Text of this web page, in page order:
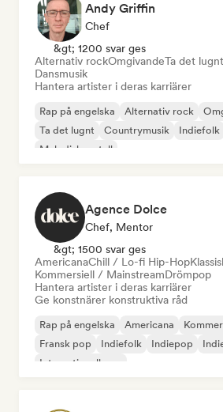
Andy Griffin
Chef
&gt; 1200 svar ges
Alternativ rockOmgivandeTa det lugnt
Dansmusik
Hantera artister i deras karriärer
Rap på engelska Alternativ rock
Ta det lugnt
Countrymusik Indiefolk
Melodisk metall
Agence Dolce
Chef, Mentor
&gt; 1500 svar ges
AmericanaChill / Lo-fi Hip-Hop
Kommersiell / MainstreamDrömpop
Hantera artister i deras karriärer
Ge konstnärer konstruktiva råd
Rap på engelska Americana
Fransk pop
Indiefolk Indiepop
Internationell pop